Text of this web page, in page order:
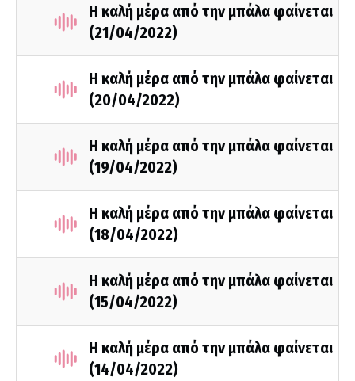
Η καλή μέρα από την μπάλα φαίνεται
(21/04/2022)
Η καλή μέρα από την μπάλα φαίνεται
(20/04/2022)
Η καλή μέρα από την μπάλα φαίνεται
(19/04/2022)
Η καλή μέρα από την μπάλα φαίνεται
(18/04/2022)
Η καλή μέρα από την μπάλα φαίνεται
(15/04/2022)
Η καλή μέρα από την μπάλα φαίνεται
(14/04/2022)